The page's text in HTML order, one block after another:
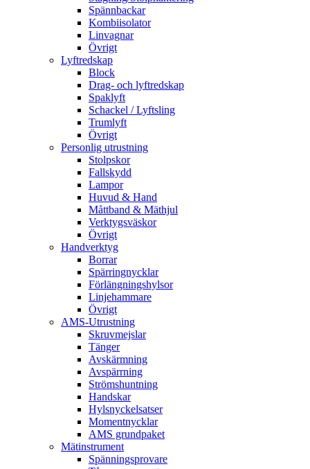
Spännbackar
Kombiisolator
Linvagnar
Övrigt
Lyftredskap
Block
Drag- och lyftredskap
Spaklyft
Schackel / Lyftsling
Trumlyft
Övrigt
Personlig utrustning
Stolpskor
Fallskydd
Lampor
Huvud & Hand
Måttband & Mäthjul
Verktygsväskor
Övrigt
Handverktyg
Borrar
Spärringnycklar
Förlängningshylsor
Linjehammare
Övrigt
AMS-Utrustning
Skruvmejslar
Tänger
Avskärmning
Avspärrning
Strömshuntning
Handskar
Hylsnyckelsatser
Momentnycklar
AMS grundpaket
Mätinstrument
Spänningsprovare